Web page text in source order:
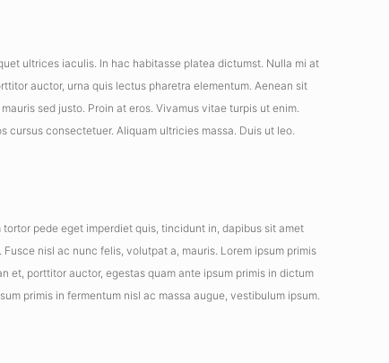
ultrices iaculis. In hac habitasse platea dictumst. Nulla mi at
auctor, urna quis lectus pharetra elementum. Aenean sit
sed justo. Proin at eros. Vivamus vitae turpis ut enim.
consectetuer. Aliquam ultricies massa. Duis ut leo.
pede eget imperdiet quis, tincidunt in, dapibus sit amet
nisl ac nunc felis, volutpat a, mauris. Lorem ipsum primis
et, porttitor auctor, egestas quam ante ipsum primis in dictum
primis in fermentum nisl ac massa augue, vestibulum ipsum.